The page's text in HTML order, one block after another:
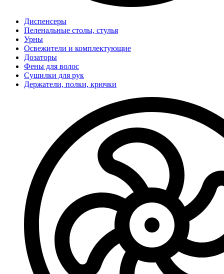
Диспенсеры
Пеленальные столы, стулья
Урны
Освежители и комплектующие
Дозаторы
Фены для волос
Сушилки для рук
Держатели, полки, крючки